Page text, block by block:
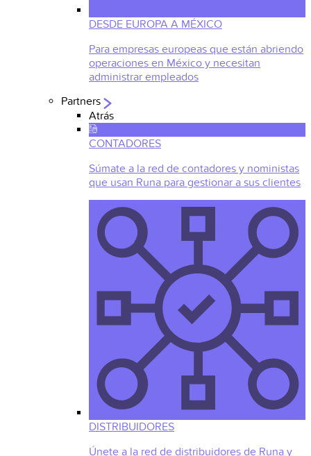
DESDE EUROPA A MÉXICO
Para empresas europeas que están abriendo
operaciones en México y necesitan
administrar empleados
Partners
Atrás
CONTADORES
Súmate a la red de contadores y noministas
que usan Runa para gestionar a sus clientes
DISTRIBUIDORES
Únete a la red de distribuidores de Runa y